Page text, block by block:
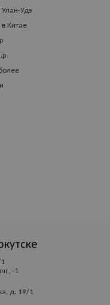
Удэ
Китае
-1
д. 19/1